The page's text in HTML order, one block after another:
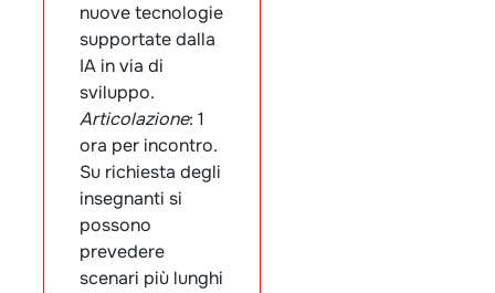
nuove tecnologie
supportate dalla
IA in via di
sviluppo.
Articolazione: 1
ora per incontro.
Su richiesta degli
insegnanti si
possono
prevedere
scenari più lunghi